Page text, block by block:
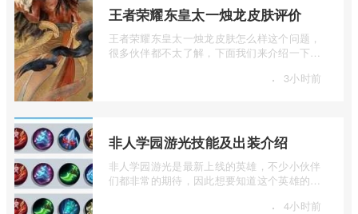
王者荣耀东皇太一烛龙皮肤评价
王者荣耀东皇太一烛龙皮肤怎么样这个问题，
很多伙伴都不太了解，下面我们来介绍一下王
· 3小时前
非人学园游光技能及出装介绍
非人学园游光是最新上线的英雄，不少小伙伴
们都非常的期待，因此想要知道这个英雄的技
· 4小时前